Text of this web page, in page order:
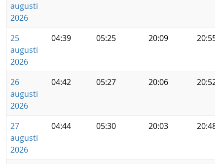
augusti
2026
25
augusti
2026
04:39 05:25 20:09 20:55
26
augusti
2026
04:42 05:27 20:06 20:52
27
augusti
2026
04:44 05:30 20:03 20:48